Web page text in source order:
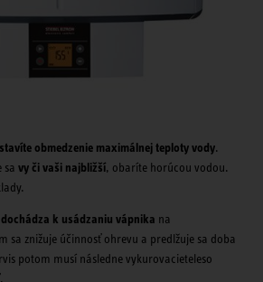
obmedzenie maximálnej teploty vody.
sa vy či vaši najbližší, obaríte horúcou vodou.
k usádzaniu vápnika na
sa znižuje účinnosť ohrevu a predlžuje sa doba
potom musí následne vykurovacieteleso